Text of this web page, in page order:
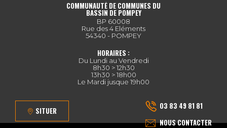
COMMUNAUTÉ DE COMMUNES DU
BASSIN DE POMPEY
BP 60008
Rue des 4 Eléments
54340 - POMPEY
HORAIRES :
Du Lundi au Vendredi
8h30 > 12h30
13h30 > 18h00
Le Mardi jusque 19h00
SITUER
03 83 49 81 81
NOUS CONTACTER